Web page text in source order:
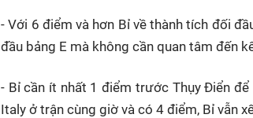
- Với 6 điểm và hơn Bỉ về thành tích đối
đầu bảng E mà không cần quan tâm đến
- Bỉ cần ít nhất 1 điểm trước Thụy Điển
Italy ở trận cùng giờ và có 4 điểm, Bỉ vẫn